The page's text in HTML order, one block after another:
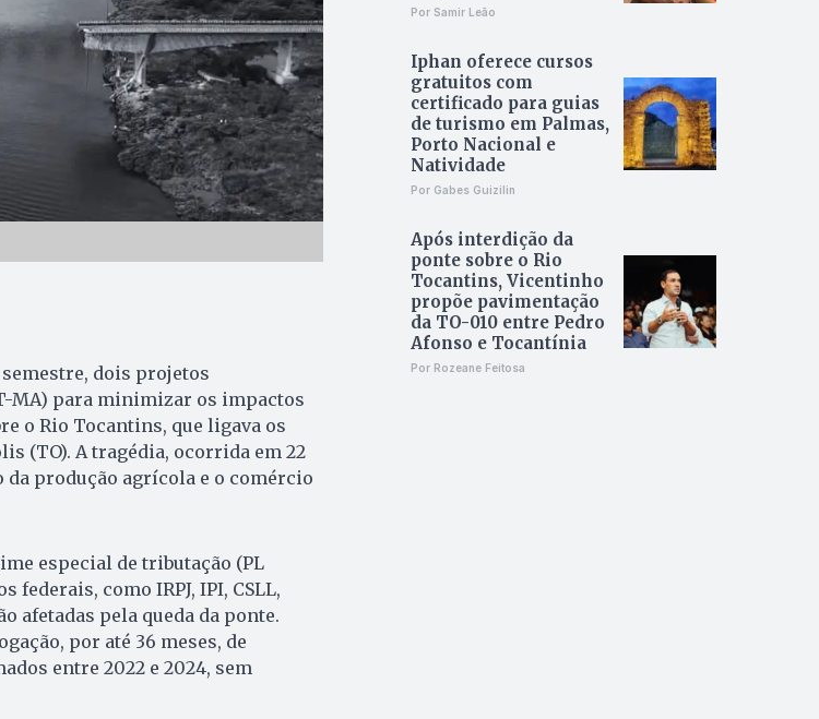
dois projetos
MA) para minimizar os impactos
o Rio Tocantins, que ligava os
(TO). A tragédia, ocorrida em 22
da produção agrícola e o comércio
especial de tributação (PL
federais, como IRPJ, IPI, CSLL,
afetadas pela queda da ponte.
por até 36 meses, de
entre 2022 e 2024, sem
Por Samir Leão
Iphan oferece cursos
gratuitos com
certificado para guias
de turismo em Palmas,
Porto Nacional e
Natividade
Por Gabes Guizilin
Após interdição da
ponte sobre o Rio
Tocantins, Vicentinho
propõe pavimentação
da TO-010 entre Pedro
Afonso e Tocantínia
Por Rozeane Feitosa